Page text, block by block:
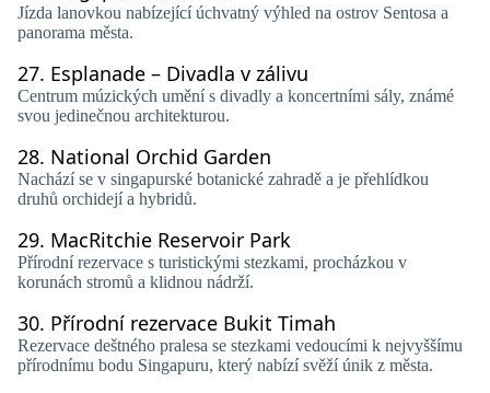
Jízda lanovkou nabízející úchvatný výhled na ostrov Sentosa a
panorama města.
27. Esplanade – Divadla v zálivu
Centrum múzických umění s divadly a koncertními sály, známé
svou jedinečnou architekturou.
28. National Orchid Garden
Nachází se v singapurské botanické zahradě a je přehlídkou
druhů orchidejí a hybridů.
29. MacRitchie Reservoir Park
Přírodní rezervace s turistickými stezkami, procházkou v
korunách stromů a klidnou nádrží.
30. Přírodní rezervace Bukit Timah
Rezervace deštného pralesa se stezkami vedoucími k nejvyššímu
přírodnímu bodu Singapuru, který nabízí svěží únik z města.